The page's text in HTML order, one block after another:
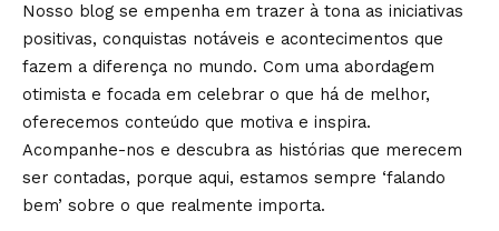
Nosso blog se empenha em trazer à tona as iniciativas
positivas, conquistas notáveis e acontecimentos que
fazem a diferença no mundo. Com uma abordagem
otimista e focada em celebrar o que há de melhor,
oferecemos conteúdo que motiva e inspira.
Acompanhe-nos e descubra as histórias que merecem
ser contadas, porque aqui, estamos sempre ‘falando
bem’ sobre o que realmente importa.